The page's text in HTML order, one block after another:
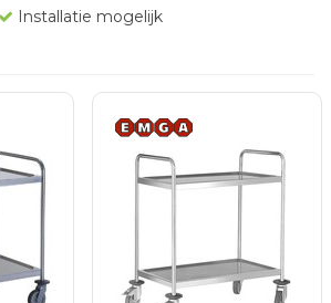
Installatie mogelijk